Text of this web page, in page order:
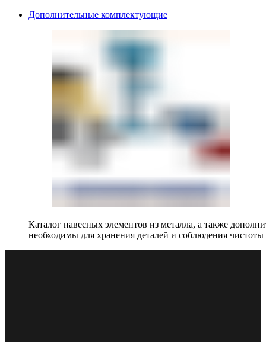
Дополнительные комплектующие
Каталог навесных элементов из металла, а также
необходимы для хранения деталей и соблюдения чистоты